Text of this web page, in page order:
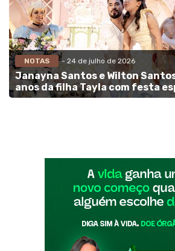
NOTAS - 24 de julho de 2026
Janayna Santos e Wilton
anos da filha Tayla com festa